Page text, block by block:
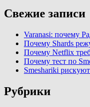
Свежие записи
Varanasi: почему
Почему Shards
Почему Netflix
Почему тест по
Smeshariki
Рубрики